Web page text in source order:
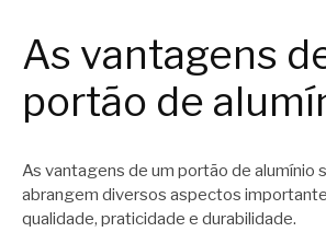
As vantagens
portão de
As vantagens de um portão de alumínio
abrangem diversos aspectos
qualidade, praticidade e durabilidade.